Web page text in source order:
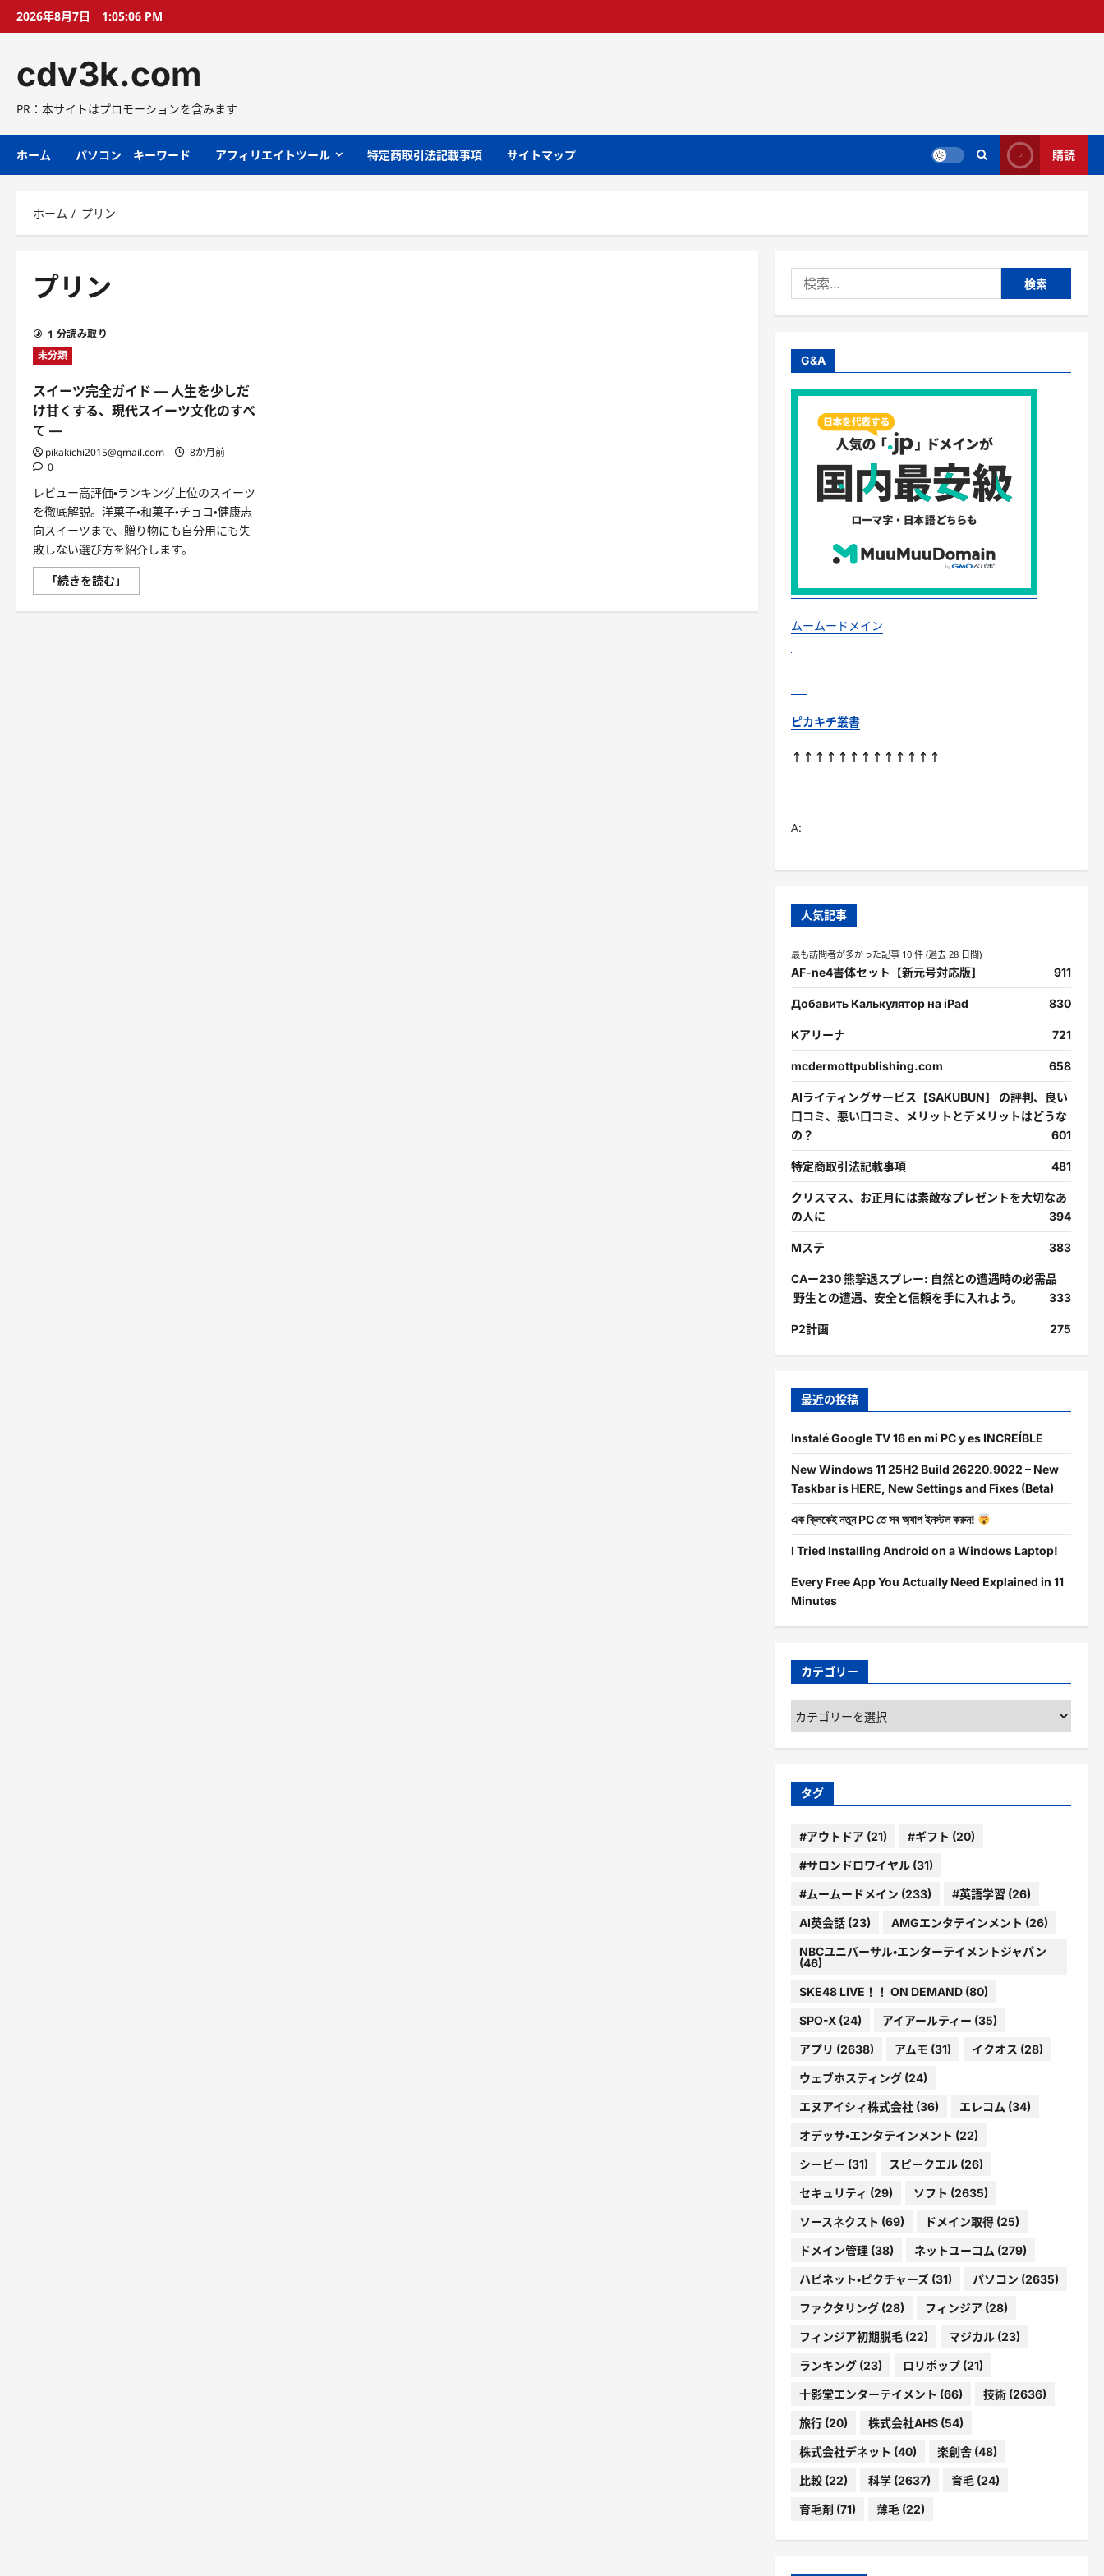
プ
2026年8月7日 1:05:07 PM
cdv3k.com
PR：本サイトはプロモーションを含みます
ホーム パソコン キーワード アフィリエイトツール 特定商取引法記載事項 サイトマップ 購読
ホーム プリン
プリン
1 分読み取り
未分類
スイーツ完全ガイド ― 人生を少しだ
け甘くする、現代スイーツ文化のすべ
て ―
pikakichi2015@gmail.com
8か月前
0
レビュー高評価・ランキング上位のスイーツ
を徹底解説。洋菓子・和菓子・チョコ・健康志
向スイーツまで、贈り物にも自分用にも失
敗しない選び方を紹介します。
「続きを読む」
イ
ツ
索:
G&A
ムームードメイン
ピカキチ叢書
↑↑↑↑↑↑↑↑↑↑↑↑↑
A:
人気記事
最も訪問者が多かった記事 10 件 (過去 28 日間)
AF-ne4書体セット【新元号対応版】 911
Добавить Калькулятор на iPad 830
Kアリーナ 721
mcdermottpublishing.com 658
AIライティングサービス【SAKUBUN】 の評判、良い
口コミ、悪い口コミ、メリットとデメリットはどうな
の？
601
特定商取引法記載事項 481
クリスマス、お正月には素敵なプレゼントを大切なあ
の人に
394
Mステ 383
CAー230 熊撃退スプレー: 自然との遭遇時の必需品
野生との遭遇、安全と信頼を手に入れよう。
333
P2計画 275
最近の投稿
Instalé Google TV 16 en mi PC y es INCREÍBLE
New Windows 11 25H2 Build 26220.9022 – New
Taskbar is HERE, New Settings and Fixes (Beta)
এক ক্লিকেই নতুন PC তে সব অ্যাপ ইনস্টল করুন!
I Tried Installing Android on a Windows Laptop!
Every Free App You Actually Need Explained in 11
Minutes
カテゴリー
カ
テ
ゴ
ー
タグ
#アウトドア(21) #ギフト (20)
#サロンドロワイヤル(31)
#ムームードメイン (233) #英語学習 (26)
AI英会話(23) AMGエンタテインメント (26)
NBCユニバーサル・エンターテイメントジャパン
(46)
SKE48 LIVE！！ ON DEMAND(80)
SPO-X(24) アイアールティー (35)
アプリ (2638) アムモ (31) イクオス (28)
ウェブホスティング(24)
エヌアイシィ株式会社(36) エレコム (34)
オデッサ・エンタテインメント (22)
シービー (31) スピークエル(26)
セキュリティ (29) ソフト (2635)
ソースネクスト (69) ドメイン取得(25)
ドメイン管理(38) ネットユーコム (279)
ハピネット・ピクチャーズ(31) パソコン (2635)
ファクタリング(28) フィンジア(28)
フィンジア初期脱毛(22) マジカル(23)
ランキング(23) ロリポップ(21)
十影堂エンターテイメント (66) 技術(2636)
旅行(20) 株式会社AHS(54)
株式会社デネット (40) 楽創舎(48)
比較(22) 科学(2637) 育毛(24)
育毛剤 (71) 薄毛(22)